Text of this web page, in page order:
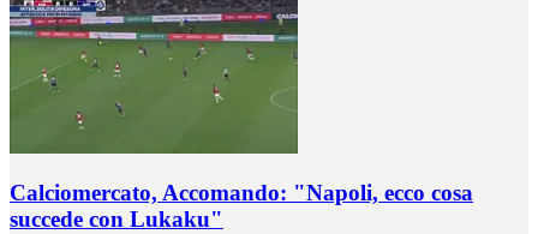
Calciomercato, Accomando: "Napoli, ecco cosa
succede con Lukaku"